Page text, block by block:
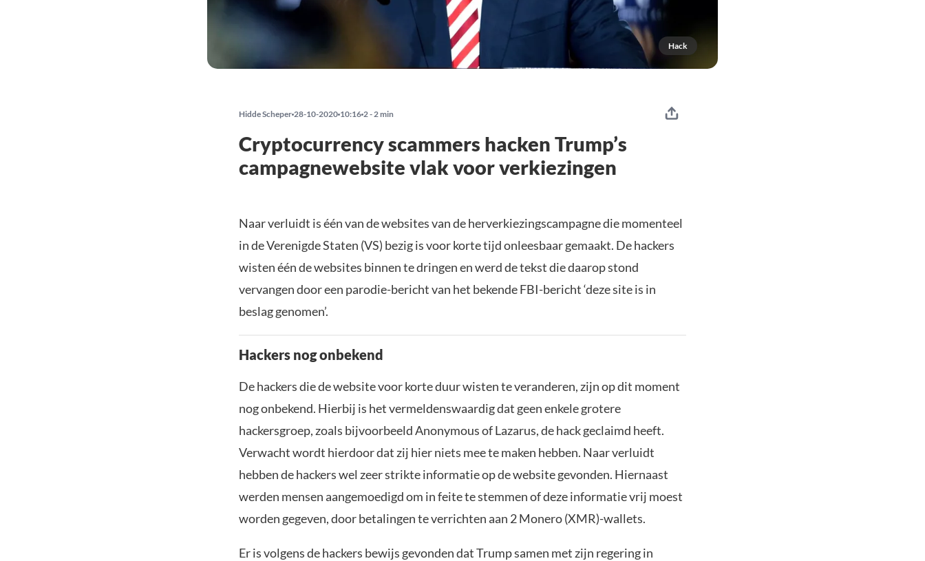
Hack
Hidde Scheper 28-10-2020 10:16 2 - 2 min
Cryptocurrency scammers hacken Trump’s
campagnewebsite vlak voor verkiezingen
Naar verluidt is één van de websites van de herverkiezingscampagne die momenteel
in de Verenigde Staten (VS) bezig is voor korte tijd onleesbaar gemaakt. De hackers
wisten één de websites binnen te dringen en werd de tekst die daarop stond
vervangen door een parodie-bericht van het bekende FBI-bericht ‘deze site is in
beslag genomen’.
Hackers nog onbekend
De hackers die de website voor korte duur wisten te veranderen, zijn op dit moment
nog onbekend. Hierbij is het vermeldenswaardig dat geen enkele grotere
hackersgroep, zoals bijvoorbeeld Anonymous of Lazarus, de hack geclaimd heeft.
Verwacht wordt hierdoor dat zij hier niets mee te maken hebben. Naar verluidt
hebben de hackers wel zeer strikte informatie op de website gevonden. Hiernaast
werden mensen aangemoedigd om in feite te stemmen of deze informatie vrij moest
worden gegeven, door betalingen te verrichten aan 2 Monero (XMR)-wallets.
Er is volgens de hackers bewijs gevonden dat Trump samen met zijn regering in